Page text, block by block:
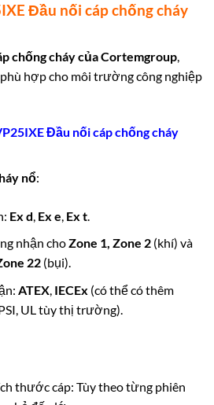
Đầu nối cáp chống cháy
chống cháy củaCortemgroup
hợp cho môi trường công nghiệp
Đầu nối cáp chống cháy
nổ:
Ex d Ex e Ex t.
nhận choZone 1, Zone 2(khí) và
22(bụi).
ATEX, IECEx (có thể có thêm
UL tùy thị trường).
thước cáp: Tùy theo từng phiên